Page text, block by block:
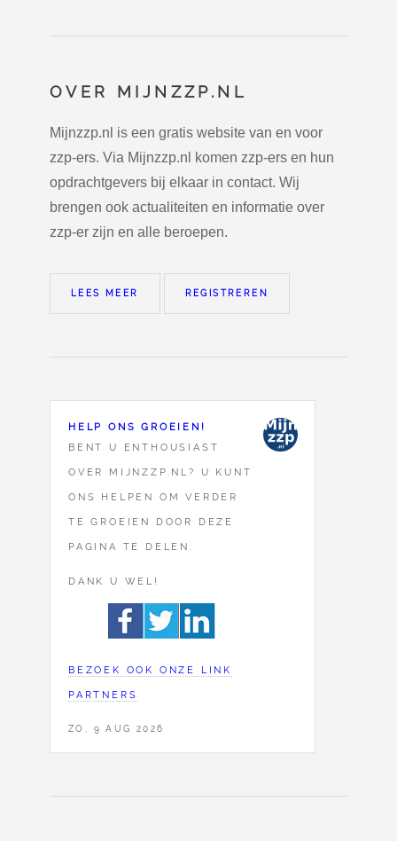
OVER MIJNZZP.NL
Mijnzzp.nl is een gratis website van en voor
zzp-ers. Via Mijnzzp.nl komen zzp-ers en hun
opdrachtgevers bij elkaar in contact. Wij
brengen ook actualiteiten en informatie over
zzp-er zijn en alle beroepen.
LEES MEER REGISTREREN
HELP ONS GROEIEN!
BENT U ENTHOUSIAST
OVER MIJNZZP.NL? U KUNT
ONS HELPEN OM VERDER
TE GROEIEN DOOR DEZE
PAGINA TE DELEN.
DANK U WEL!
BEZOEK OOK ONZE LINK
PARTNERS
ZO, 9 AUG 2026